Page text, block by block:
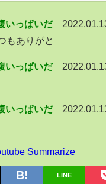
いっぱいだ
もありがと
いっぱいだ
いっぱいだ
Summarize
LINE